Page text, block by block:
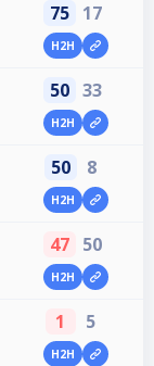
75 17
H2H
50 33
H2H
50 8
H2H
47 50
H2H
1 5
H2H